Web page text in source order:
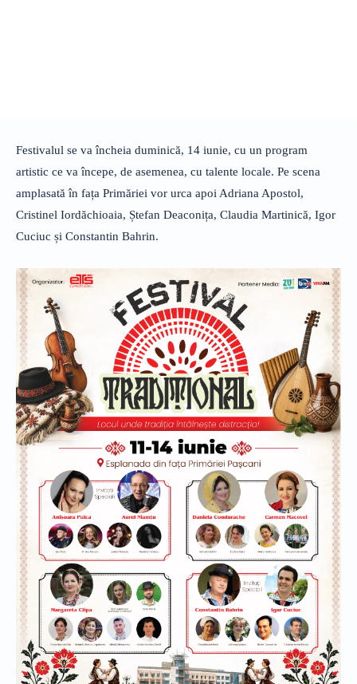
Festivalul se va încheia duminică, 14 iunie, cu un program
artistic ce va începe, de asemenea, cu talente locale. Pe scena
amplasată în fața Primăriei vor urca apoi Adriana Apostol,
Cristinel Iordăchioaia, Ștefan Deaconița, Claudia Martinică, Igor
Cuciuc și Constantin Bahrin.